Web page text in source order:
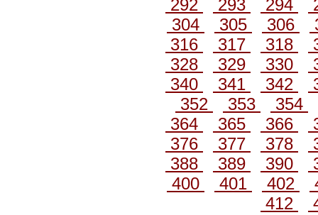
292
293 294
304
305 306
316
317 318
328
329 330
340
341 342
352
353
354
364
365 366
376
377 378
388
389 390
400
401 402
412